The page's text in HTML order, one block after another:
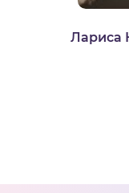
Лариса